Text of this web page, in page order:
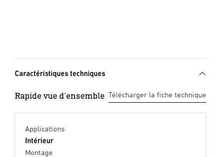
Caractéristiques techniques
Rapide vue d'ensemble Télécharger la fiche technique
Applications
Intérieur
Montage